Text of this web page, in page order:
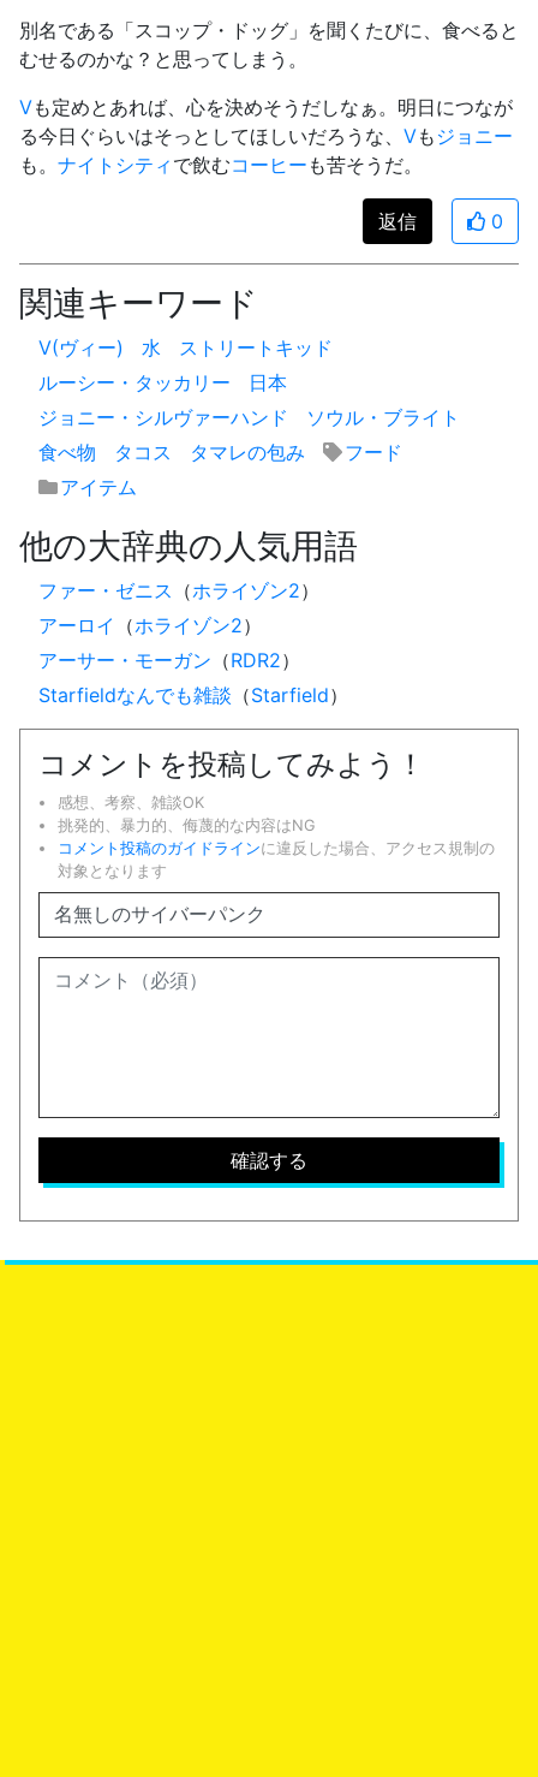
別名である「スコップ・ドッグ」を聞くたびに、食べると
むせるのかな？と思ってしまう。
Vも定めとあれば、心を決めそうだしなぁ。明日につなが
る今日ぐらいはそっとしてほしいだろうな、 Vも ジョニー
も。 ナイトシティ で飲むコーヒー も苦そうだ。
返信 0
関連キーワード
V(ヴィー) 水
ストリートキッド
ルーシー・タッカリー
日本
ジョニー・シルヴァーハンド
ソウル・ブライト
食べ物
タコス タマレの包み
フード
アイテム
他の大辞典の人気用語
ファー・ゼニス （ホライゾン2）
アーロイ
（ホライゾン2）
アーサー・モーガン （RDR2）
Starfieldなんでも雑談 （Starfield）
コメントを投稿してみよう！
感想、考察、雑談OK
挑発的、暴力的、侮蔑的な内容はNG
コメント投稿のガイドラインに違反した場合、アクセス規制の
対象となります